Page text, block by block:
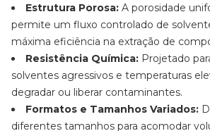
Estrutura Porosa: A porosidade
permite um fluxo controlado de
máxima eficiência na extração de
Resistência Química: Projetado
solventes agressivos e temperaturas
degradar ou liberar contaminantes.
Formatos e Tamanhos Variados:
diferentes tamanhos para acomodar